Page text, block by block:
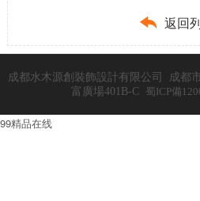
 返回
成都水木源創裝飾設計有限公司 成都
富廣場401B-C 蜀ICP備
99精品在线